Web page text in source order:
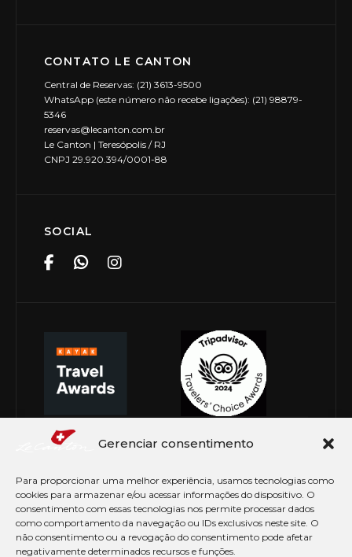
Gerenciar consentimento
Para proporcionar uma melhor experiência, usamos tecnologias como
cookies para armazenar e/ou acessar informações do dispositivo. O
consentimento com essas tecnologias nos permite processar dados
como comportamento da navegação ou IDs exclusivos neste site. O
não consentimento ou a revogação do consentimento pode afetar
negativamente determinados recursos e funções.
CONTATO LE CANTON
Central de Reservas: (21) 3613-9500
WhatsApp (este número não recebe ligações): (21) 98879-
5346
reservas@lecanton.com.br
Le Canton | Teresópolis / RJ
CNPJ 29.920.394/0001-88
SOCIAL
© Copyright 2026 Le Canton. Todos os direitos